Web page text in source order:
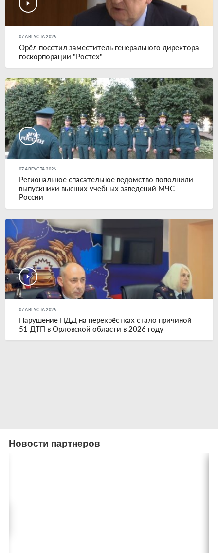
07 АВГУСТА 2026
Орёл посетил заместитель генерального директора
госкорпорации "Ростех"
07 АВГУСТА 2026
Региональное спасательное ведомство пополнили
выпускники высших учебных заведений МЧС
России
07 АВГУСТА 2026
Нарушение ПДД на перекрёстках стало причиной
51 ДТП в Орловской области в 2026 году
Новости партнеров